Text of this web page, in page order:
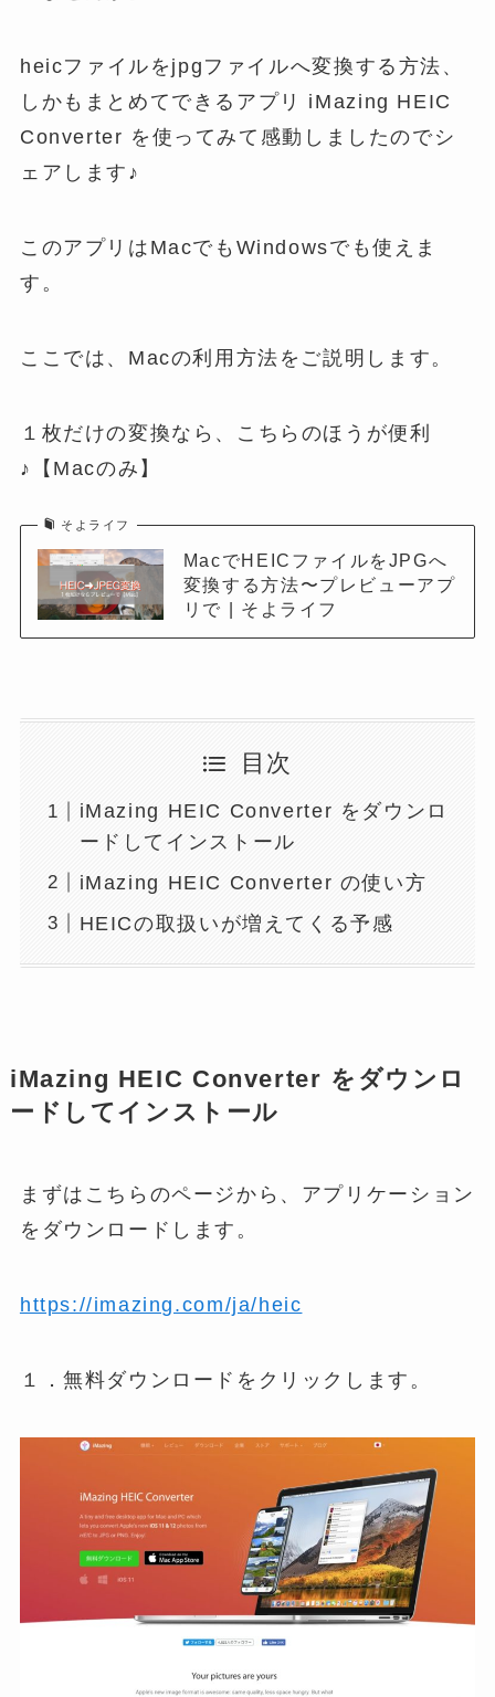
heicファイルをjpgファイルへ変換する方法、
しかもまとめてできるアプリ iMazing HEIC
Converter を使ってみて感動しましたのでシ
ェアします♪
このアプリはMacでもWindowsでも使えま
す。
ここでは、Macの利用方法をご説明します。
１枚だけの変換なら、こちらのほうが便利
♪【Macのみ】
そよライフ
MacでHEICファイルをJPGへ
変換する方法〜プレビューアプ
リで | そよライフ
目次
iMazing HEIC Converter をダウンロ
ードしてインストール
iMazing HEIC Converter の使い方
HEICの取扱いが増えてくる予感
iMazing HEIC Converter をダウンロ
ードしてインストール
まずはこちらのページから、アプリケーション
をダウンロードします。
https://imazing.com/ja/heic
１．無料ダウンロードをクリックします。